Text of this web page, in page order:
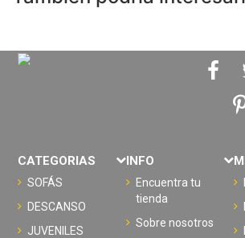
CATEGORIAS
SOFÁS
DESCANSO
JUVENILES
INFO
Encuentra tu
tienda
Sobre nosotros